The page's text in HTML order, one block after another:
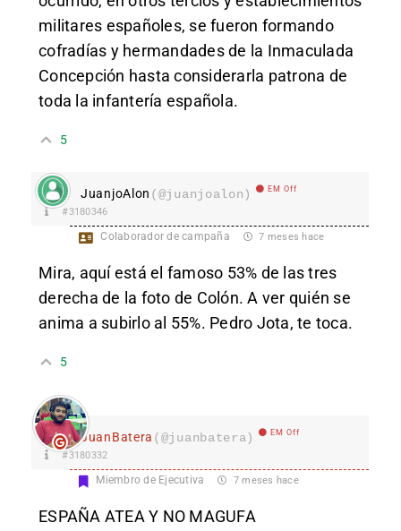
militares españoles, se fueron formando
cofradías y hermandades de la Inmaculada
Concepción hasta considerarla patrona de
toda la infantería española.​
5
JuanjoAlon (@juanjoalon) EM Off
#3180346
Colaborador de campaña 7 meses hace
Mira, aquí está el famoso 53% de las tres
derecha de la foto de Colón. A ver quién se
anima a subirlo al 55%. Pedro Jota, te toca.
5
JuanBatera (@juanbatera) EM Off
#3180332
Miembro de Ejecutiva 7 meses hace
ESPAÑA ATEA Y NO MAGUFA